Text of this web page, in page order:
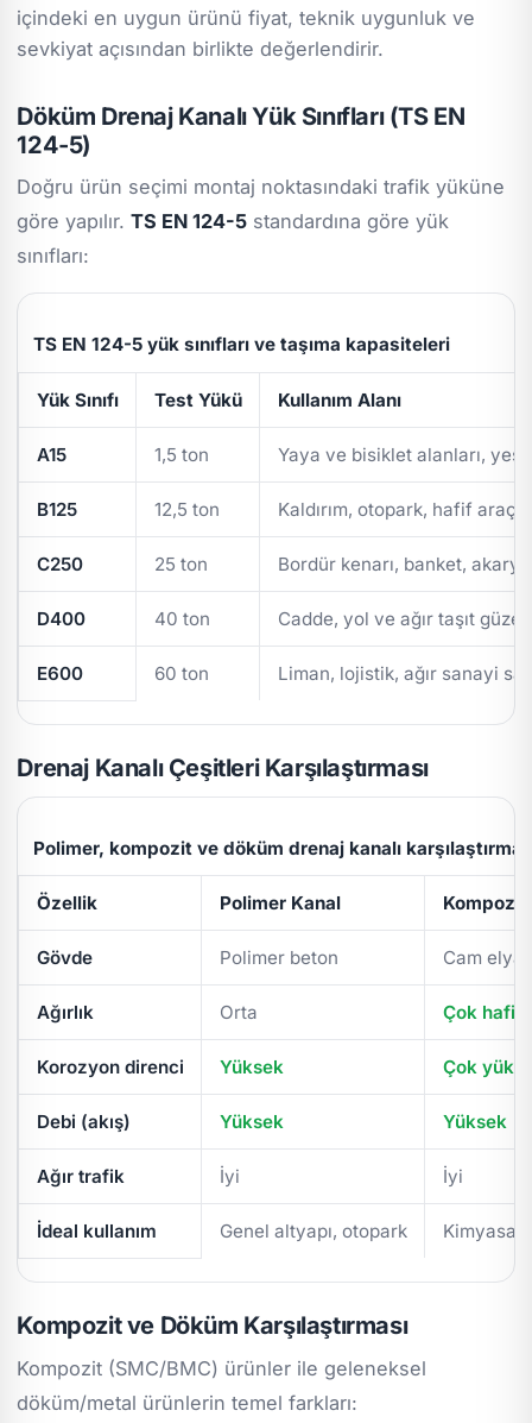
içindeki en uygun ürünü fiyat, teknik uygunluk ve
sevkiyat açısından birlikte değerlendirir.
Döküm Drenaj Kanalı Yük Sınıfları (TS EN
124-5)
Doğru ürün seçimi montaj noktasındaki trafik yüküne
göre yapılır.TS EN 124-5 standardına göre yük
sınıfları:
TS EN 124-5 yük sınıfları ve taşıma kapasiteleri
Yük Sınıfı Test Yükü Kullanım Alanı
A15 1,5 ton Yaya ve bisiklet alanları,
B125 12,5 ton Kaldırım, otopark, hafif araç
C250 25 ton Bordür kenarı, banket,
D400 40 ton Cadde, yol ve ağır taşıt
E600 60 ton Liman, lojistik, ağır sanayi
Drenaj Kanalı Çeşitleri Karşılaştırması
Polimer, kompozit ve döküm drenaj kanalı
Özellik Polimer Kanal Kompozit
Gövde Polimer beton Cam
Ağırlık Orta Çok hafif
Korozyon direnci Yüksek Çok
Debi (akış) Yüksek Yüksek
Ağır trafik İyi İyi
İdeal kullanım Genel altyapı, otopark
Kompozit ve Döküm Karşılaştırması
Kompozit (SMC/BMC) ürünler ile geleneksel
döküm/metal ürünlerin temel farkları: